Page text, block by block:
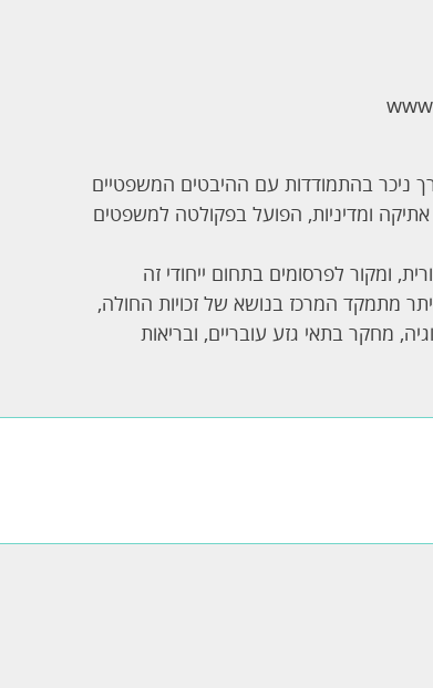
ניכר בהתמודדות עם ההיבטים המשפטיים
זה הוקם בשנת 2005 המרכז למשפט, אתיקה ומדיניות, הפועל בפקולטה למשפטים
ומקור לפרסומים בתחום ייחודי זה
מתמקד המרכז בנושא של זכויות החולה,
מחקר בתאי גזע עובריים, ובריאות